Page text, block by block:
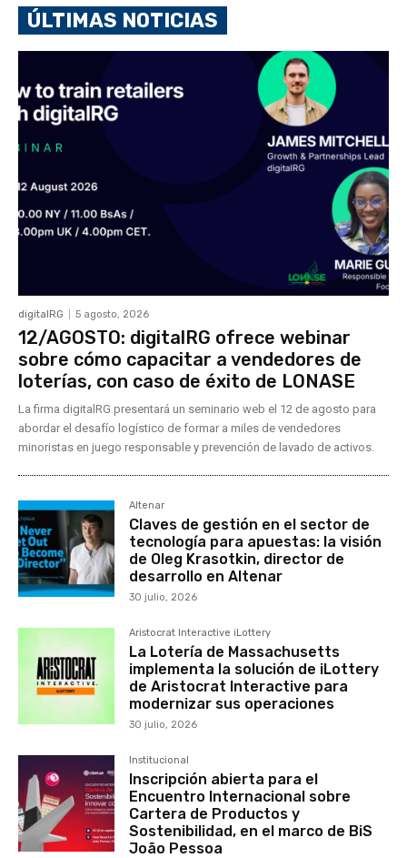
ÚLTIMAS NOTICIAS
digitalRG 5 agosto, 2026
12/AGOSTO: digitalRG ofrece webinar
sobre cómo capacitar a vendedores de
loterías, con caso de éxito de LONASE
La firma digitalRG presentará un seminario web el 12 de agosto para
abordar el desafío logístico de formar a miles de vendedores
minoristas en juego responsable y prevención de lavado de activos.
Altenar
Claves de gestión en el sector de
tecnología para apuestas: la visión
de Oleg Krasotkin, director de
desarrollo en Altenar
30 julio, 2026
Aristocrat Interactive iLottery
La Lotería de Massachusetts
implementa la solución de iLottery
de Aristocrat Interactive para
modernizar sus operaciones
30 julio, 2026
Institucional
Inscripción abierta para el
Encuentro Internacional sobre
Cartera de Productos y
Sostenibilidad, en el marco de BiS
João Pessoa